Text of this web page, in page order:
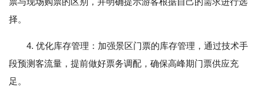
择。
4. 优化库存管理：加强景区门票的库存管理，通过技术手
段预测客流量，提前做好票务调配，确保高峰期门票供应充
足。